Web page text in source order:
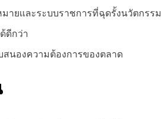
ยและระบบราชการที่ฉุดรั้งนวัตกรรม
ดีกว่า
นองความต้องการของตลาด